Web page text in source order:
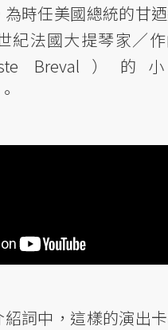
時任美國總統的甘
紀法國大提琴家／
Breval）
詞中，這樣的演出